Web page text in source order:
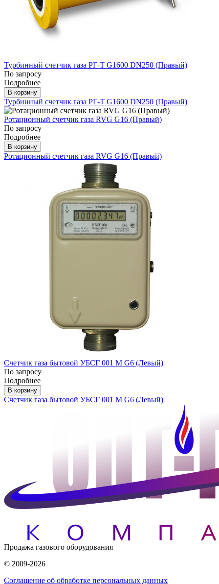
Турбинный счетчик газа РГ-Т G1600 DN250 (Правый)
По запросу
Подробнее
В корзину
Турбинный счетчик газа РГ-Т G1600 DN250 (Правый)
Ротационный счетчик газа RVG G16 (Правый)
По запросу
Подробнее
В корзину
Ротационный счетчик газа RVG G16 (Правый)
Счетчик газа бытовой УБСГ 001 М G6 (Левый)
По запросу
Подробнее
В корзину
Счетчик газа бытовой УБСГ 001 М G6 (Левый)
Продажа газового оборудования
© 2009-2026
Соглашение об обработке персональных данных